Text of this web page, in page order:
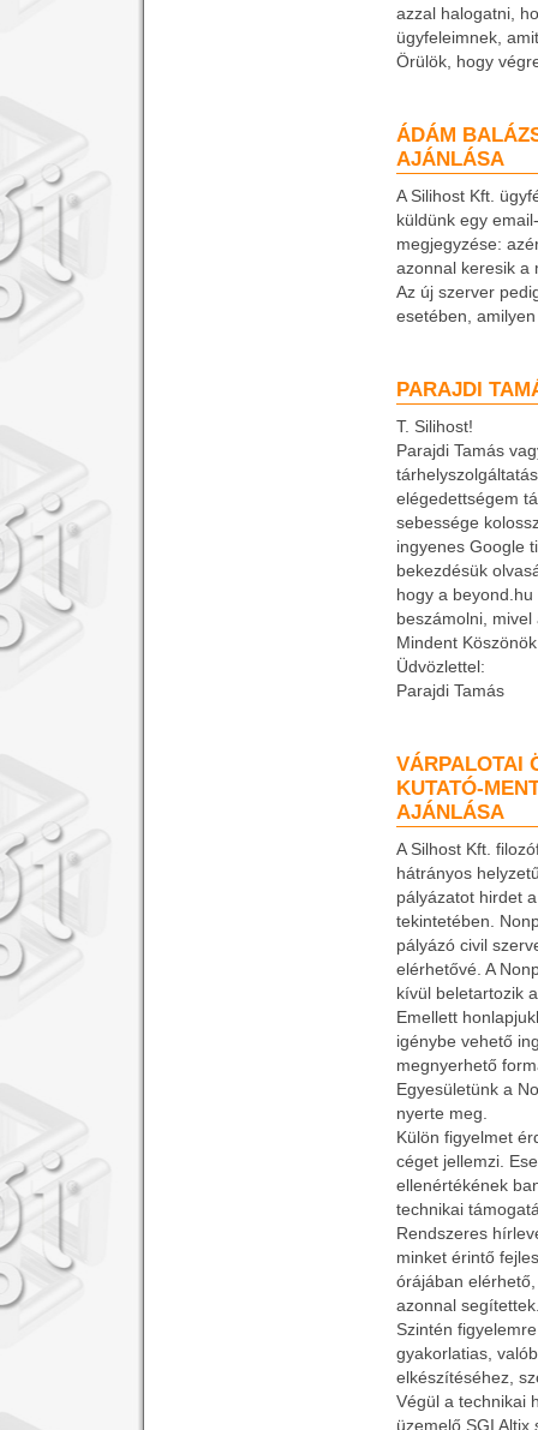
azzal halogatni,
ügyfeleimnek,
Örülök, hogy
ÁDÁM
AJÁNLÁSA
A Silihost Kft.
küldünk egy
megjegyzése:
azonnal keresik a
Az új szerver
esetében,
PARAJDI
T. Silihost!
Parajdi Tamás
elégedettségem
sebessége
ingyenes Google
bekezdésük
hogy a
beszámolni,
Mindent
Üdvözlettel:
Parajdi Tamás
VÁRPALOTAI
KUTATÓ-
AJÁNLÁSA
A Silhost Kft.
hátrányos
pályázatot hirdet
tekintetében.
pályázó civil
elérhetővé. A
kívül beletartozik
Emellett
igénybe vehető
megnyerhető
Egyesületünk a
nyerte meg.
Külön figyelmet
céget jellemzi.
ellenértékének
technikai
Rendszeres
minket érintő
órájában
azonnal
Szintén
gyakorlatias,
elkészítéséhez,
Végül a technikai
üzemelő SGI